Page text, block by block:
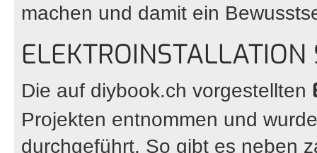
machen und damit ein
Die auf diybook.ch vorgestellten
Projekten entnommen und
durchgeführt. So gibt es neben